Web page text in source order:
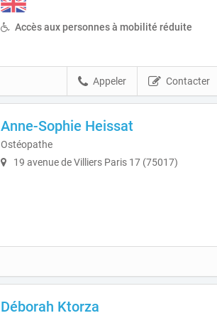
Accès aux personnes à mobilité réduite
Contacter
Appeler
Anne-Sophie Heissat
Ostéopathe
19 avenue de Villiers Paris 17 (75017)
Déborah Ktorza